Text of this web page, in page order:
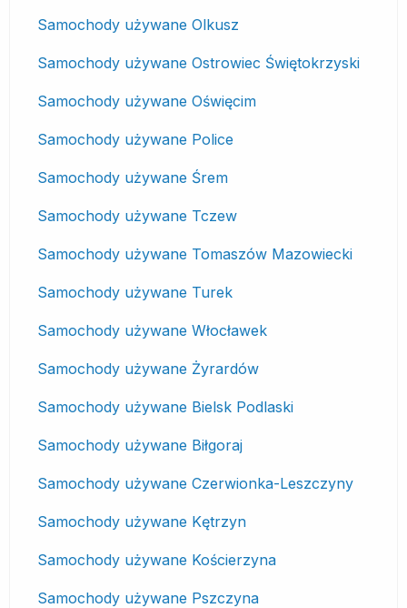
Samochody używane Olkusz
Samochody używane Ostrowiec Świętokrzyski
Samochody używane Oświęcim
Samochody używane Police
Samochody używane Śrem
Samochody używane Tczew
Samochody używane Tomaszów Mazowiecki
Samochody używane Turek
Samochody używane Włocławek
Samochody używane Żyrardów
Samochody używane Bielsk Podlaski
Samochody używane Biłgoraj
Samochody używane Czerwionka-Leszczyny
Samochody używane Kętrzyn
Samochody używane Kościerzyna
Samochody używane Pszczyna